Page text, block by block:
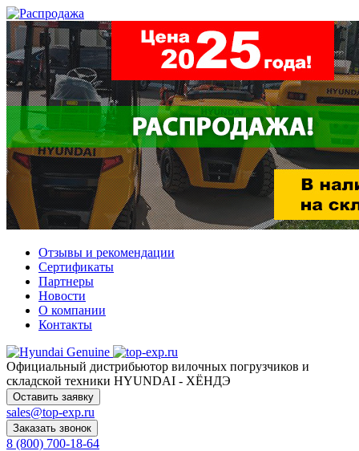
Отзывы и рекомендации
Сертификаты
Партнеры
Новости
О компании
Контакты
Официальный дистрибьютор вилочных погрузчиков и
складской техники HYUNDAI - ХЁНДЭ
Оставить заявку
sales@top-exp.ru
Заказать звонок
8 (800) 700-18-64